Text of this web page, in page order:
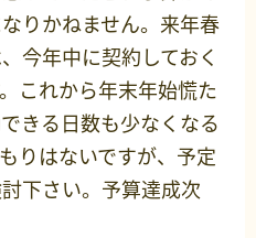
りかねません。来年春
今年中に契約しておく
これから年末年始慌た
きる日数も少なくなる
りはないですが、予定
下さい。予算達成次